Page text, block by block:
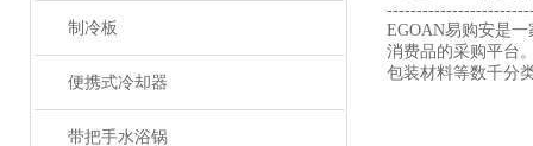
制冷板
便携式冷却器
带把手水浴锅
EGOAN易购安是
消费品的采购平台
包装材料等数千分